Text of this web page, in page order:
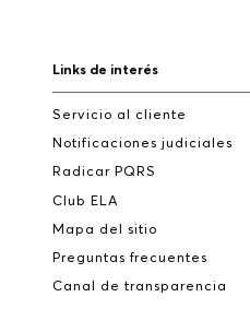
Links de interés
Servicio al cliente
Notificaciones judiciales
Radicar PQRS
Club ELA
Mapa del sitio
Preguntas frecuentes
Canal de transparencia